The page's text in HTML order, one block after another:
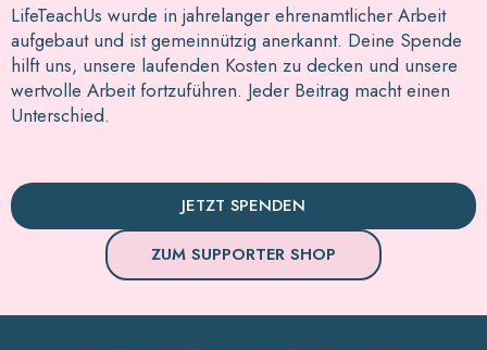
LifeTeachUs wurde in jahrelanger ehrenamtlicher Arbeit
aufgebaut und ist gemeinnützig anerkannt. Deine Spende
hilft uns, unsere laufenden Kosten zu decken und unsere
wertvolle Arbeit fortzuführen. Jeder Beitrag macht einen
Unterschied.
JETZT SPENDEN
ZUM SUPPORTER SHOP